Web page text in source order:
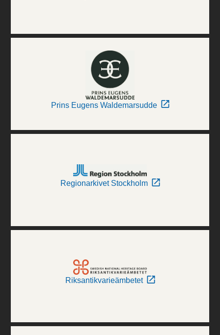
Prins Eugens Waldemarsudde
Regionarkivet Stockholm
Riksantikvarieämbetet